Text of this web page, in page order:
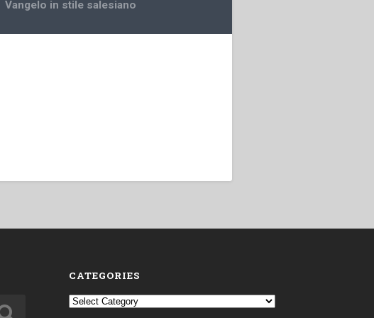
Vangelo in stile salesiano
CATEGORIES
Categories